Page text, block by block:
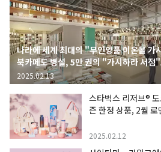
나라에 세계 최대의 "무인양품 이온몰
북카페도 병설, 5만 권의 "가시하라 서점
2025.02.13
스타벅스 리저브®
즌 한정 상품, 2월 로
2025.02.12